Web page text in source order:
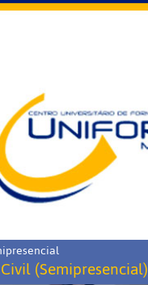
(Semipresencial)